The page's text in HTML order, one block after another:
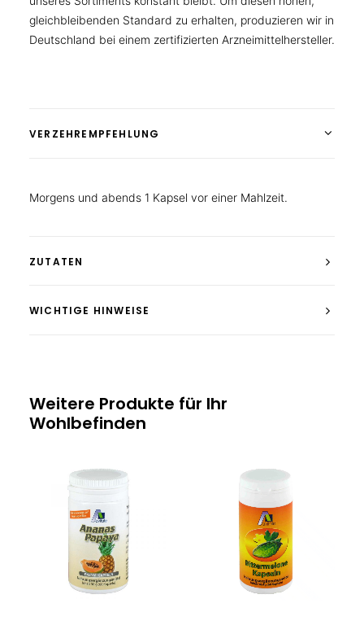
gleichbleibenden Standard zu erhalten, produzieren wir in
Deutschland bei einem zertifizierten Arzneimittelhersteller.
VERZEHREMPFEHLUNG
Morgens und abends 1 Kapsel vor einer Mahlzeit.
ZUTATEN
WICHTIGE HINWEISE
Weitere Produkte für Ihr
Wohlbefinden